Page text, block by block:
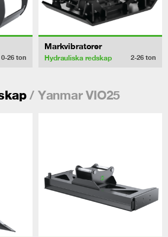
0-26 ton
Markvibratorer
Hydrauliska redskap 2-26 ton
/ Yanmar VIO25